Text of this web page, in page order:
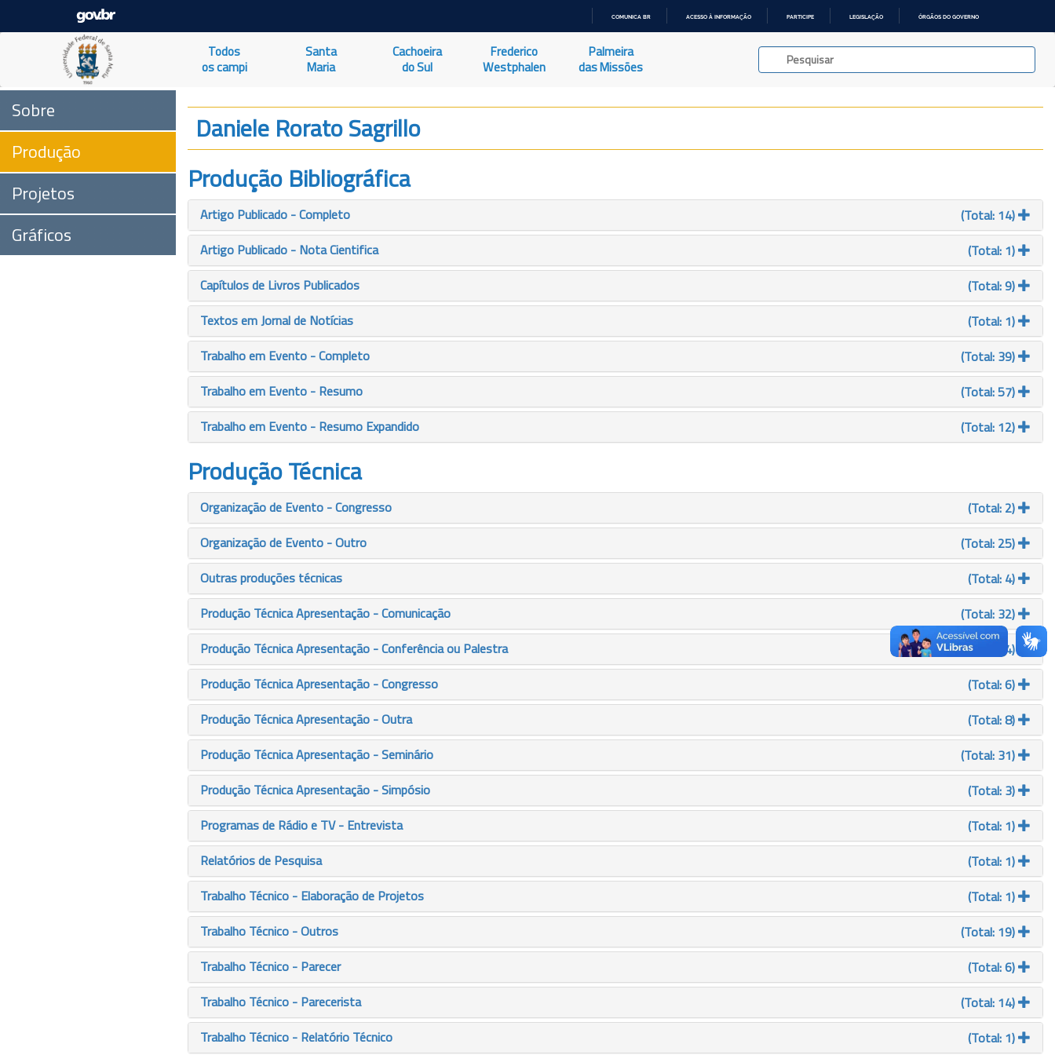
O
COMUNICA BR ACESSO À INFORMAÇÃO PARTICIPE LEGISLAÇÃO ÓRGÃOS DO GOVERNO
Todos
os campi
Santa
Maria
Cachoeira
do Sul
Frederico
Westphalen
Palmeira
das Missões
Sobre
Produção
Projetos
Gráficos
Daniele Rorato Sagrillo
Produção Bibliográfica
Artigo Publicado - Completo
(Total: 14)
Artigo Publicado - Nota Cientifica
(Total: 1)
Capítulos de Livros Publicados
(Total: 9)
Textos em Jornal de Notícias
(Total: 1)
Trabalho em Evento - Completo
(Total: 39)
Trabalho em Evento - Resumo
(Total: 57)
Trabalho em Evento - Resumo Expandido
(Total: 12)
Produção Técnica
Organização de Evento - Congresso
(Total: 2)
Organização de Evento - Outro
(Total: 25)
Outras produções técnicas
(Total: 4)
Produção Técnica Apresentação - Comunicação
(Total: 32)
Produção Técnica Apresentação - Conferência ou Palestra
(Total: 4)
Produção Técnica Apresentação - Congresso
(Total: 6)
Produção Técnica Apresentação - Outra
(Total: 8)
Produção Técnica Apresentação - Seminário
(Total: 31)
Produção Técnica Apresentação - Simpósio
(Total: 3)
Programas de Rádio e TV - Entrevista
(Total: 1)
Relatórios de Pesquisa
(Total: 1)
Trabalho Técnico - Elaboração de Projetos
(Total: 1)
Trabalho Técnico - Outros
(Total: 19)
Trabalho Técnico - Parecer
(Total: 6)
Trabalho Técnico - Parecerista
(Total: 14)
Trabalho Técnico - Relatório Técnico
(Total: 1)